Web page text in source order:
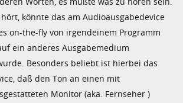
könnte das am Audioausgabedevice
on-the-fly von irgendeinem Programm
ein anderes Ausgabemedium
Besonders beliebt ist hierbei das
daß den Ton an einen mit
Monitor (aka. Fernseher )